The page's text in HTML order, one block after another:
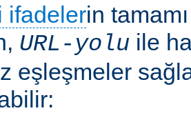
ifadelerin
URL-yolu ile
eşleşmeler